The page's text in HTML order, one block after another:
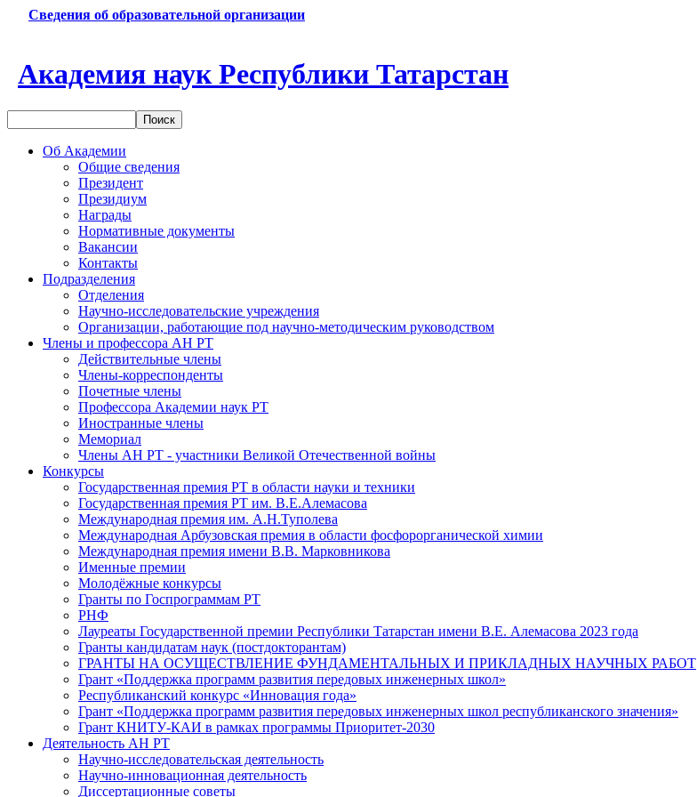
Сведения об образовательной организации
Академия наук Республики Татарстан
Об Академии
Общие сведения
Президент
Президиум
Награды
Нормативные документы
Вакансии
Контакты
Подразделения
Отделения
Научно-исследовательские учреждения
Организации, работающие под научно-методическим руководством
Члены и профессора АН РТ
Действительные члены
Члены-корреспонденты
Почетные члены
Профессора Академии наук РТ
Иностранные члены
Мемориал
Члены АН РТ - участники Великой Отечественной войны
Конкурсы
Государственная премия РТ в области науки и техники
Государственная премия РТ им. В.Е.Алемасова
Международная премия им. А.Н.Туполева
Международная Арбузовская премия в области фосфорорганической химии
Международная премия имени В.В. Марковникова
Именные премии
Молодёжные конкурсы
Гранты по Госпрограммам РТ
РНФ
Лауреаты Государственной премии Республики Татарстан имени В.Е. Алемасова 2023 года
Гранты кандидатам наук (постдокторантам)
ГРАНТЫ НА ОСУЩЕСТВЛЕНИЕ ФУНДАМЕНТАЛЬНЫХ И ПРИКЛАДНЫХ НАУЧНЫХ РАБОТ
Грант «Поддержка программ развития передовых инженерных школ»
Республиканский конкурс «Инновация года»
Грант «Поддержка программ развития передовых инженерных школ республиканского значения»
Грант КНИТУ-КАИ в рамках программы Приоритет-2030
Деятельность АН РТ
Научно-исследовательская деятельность
Научно-инновационная деятельность
Диссертационные советы